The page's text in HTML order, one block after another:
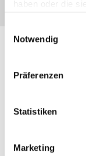
haben oder die
Notwendig
Präferenzen
Statistiken
Marketing